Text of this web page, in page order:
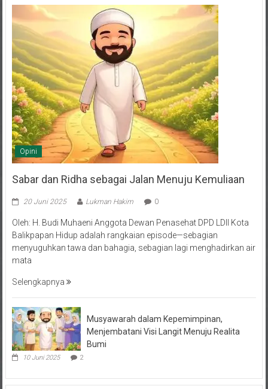
Opini
Sabar dan Ridha sebagai Jalan Menuju Kemuliaan
20 Juni 2025 Lukman Hakim 0
Oleh: H. Budi Muhaeni Anggota Dewan Penasehat DPD LDII Kota
Balikpapan Hidup adalah rangkaian episode—sebagian
menyuguhkan tawa dan bahagia, sebagian lagi menghadirkan air
mata
Selengkapnya
Musyawarah dalam Kepemimpinan,
Menjembatani Visi Langit Menuju Realita
Bumi
10 Juni 2025 2